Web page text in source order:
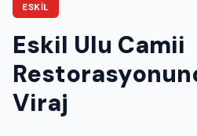
ESKIL
Eskil Ulu Camii
Viraj